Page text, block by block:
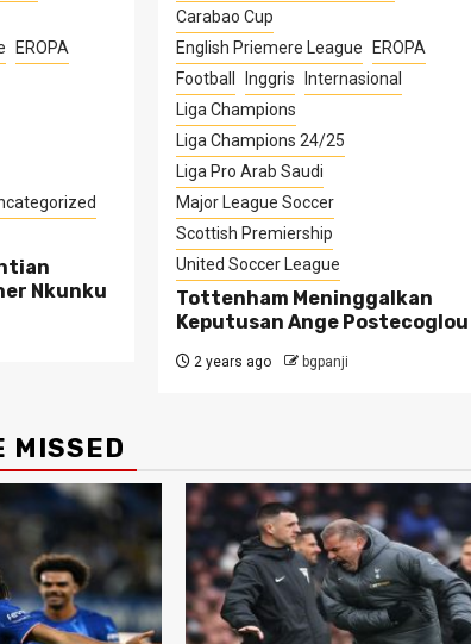
EROPA
Nkunku
Carabao Cup
English Priemere League
EROPA
Football
Inggris
Internasional
Liga Champions
Liga Champions 24/25
Liga Pro Arab Saudi
Major League Soccer
Scottish Premiership
United Soccer League
Tottenham Meninggalkan
Keputusan Ange Postecoglou
2 years ago bgpanji
MISSED